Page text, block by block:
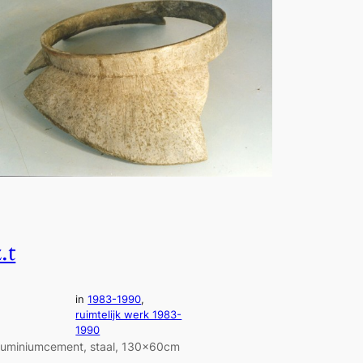
in1983-1990
ruimtelijk werk 1983-
1990
staal, 130x60cm